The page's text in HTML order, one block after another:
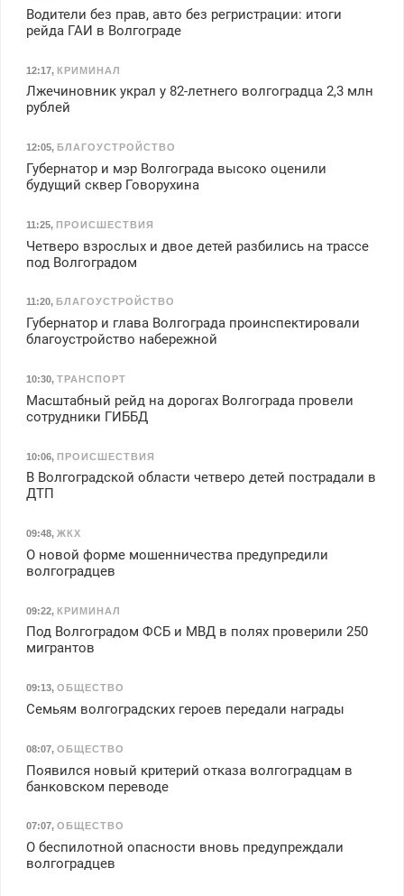
Водители без прав, авто без регристрации: итоги
рейда ГАИ в Волгограде
12:17, КРИМИНАЛ
Лжечиновник украл у 82-летнего волгоградца 2,3 млн
рублей
12:05, БЛАГОУСТРОЙСТВО
Губернатор и мэр Волгограда высоко оценили
будущий сквер Говорухина
11:25, ПРОИСШЕСТВИЯ
Четверо взрослых и двое детей разбились на трассе
под Волгоградом
11:20, БЛАГОУСТРОЙСТВО
Губернатор и глава Волгограда проинспектировали
благоустройство набережной
10:30, ТРАНСПОРТ
Масштабный рейд на дорогах Волгограда провели
сотрудники ГИББД
10:06, ПРОИСШЕСТВИЯ
В Волгоградской области четверо детей пострадали в
ДТП
09:48, ЖКХ
О новой форме мошенничества предупредили
волгоградцев
09:22, КРИМИНАЛ
Под Волгоградом ФСБ и МВД в полях проверили 250
мигрантов
09:13, ОБЩЕСТВО
Семьям волгоградских героев передали награды
08:07, ОБЩЕСТВО
Появился новый критерий отказа волгоградцам в
банковском переводе
07:07, ОБЩЕСТВО
О беспилотной опасности вновь предупреждали
волгоградцев